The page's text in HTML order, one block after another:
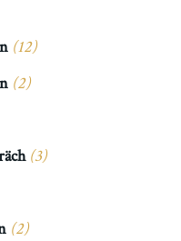
(12)
(2)
(3)
(2)